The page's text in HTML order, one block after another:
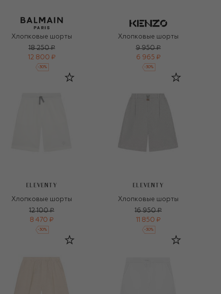
Хлопковые шорты
18 250 ₽
12 800 ₽
-30%
Хлопковые шорты
9 950 ₽
6 965 ₽
-30%
ELEVENTY
Хлопковые шорты
12 100 ₽
8 470 ₽
-30%
ELEVENTY
Хлопковые шорты
16 950 ₽
11 850 ₽
-30%